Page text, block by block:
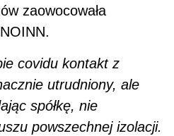
zaowocowała
covidu kontakt z
utrudniony, ale
spółkę, nie
powszechnej izolacji.